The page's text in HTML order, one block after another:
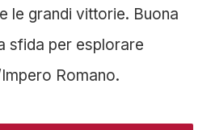
le grandi vittorie. Buona
sfida per esplorare
Romano.